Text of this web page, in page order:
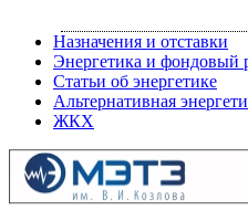
Назначения и отставки
Энергетика и фондовый
Статьи об энергетике
Альтернативная
ЖКХ